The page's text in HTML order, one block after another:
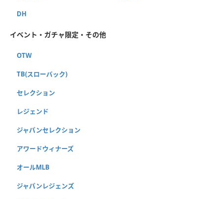
DH
イベント・ガチャ限定・その他
OTW
TB(スローバック)
セレクション
レジェンド
ジャパンセレクション
アワードウィナーズ
オールMLB
ジャパンレジェンズ